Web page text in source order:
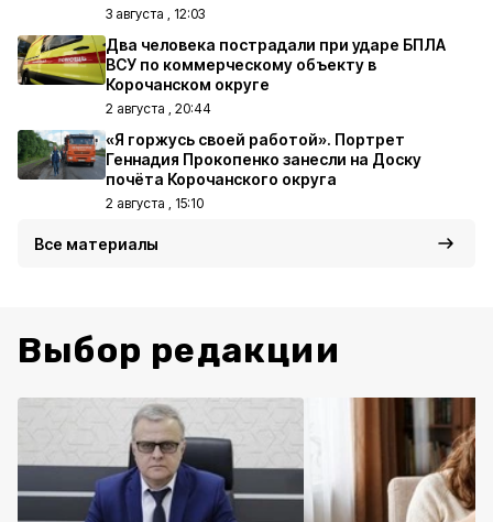
3 августа , 12:03
Два человека пострадали при ударе БПЛА
ВСУ по коммерческому объекту в
Корочанском округе
2 августа , 20:44
«Я горжусь своей работой». Портрет
Геннадия Прокопенко занесли на Доску
почёта Корочанского округа
2 августа , 15:10
Все материалы
Выбор редакции